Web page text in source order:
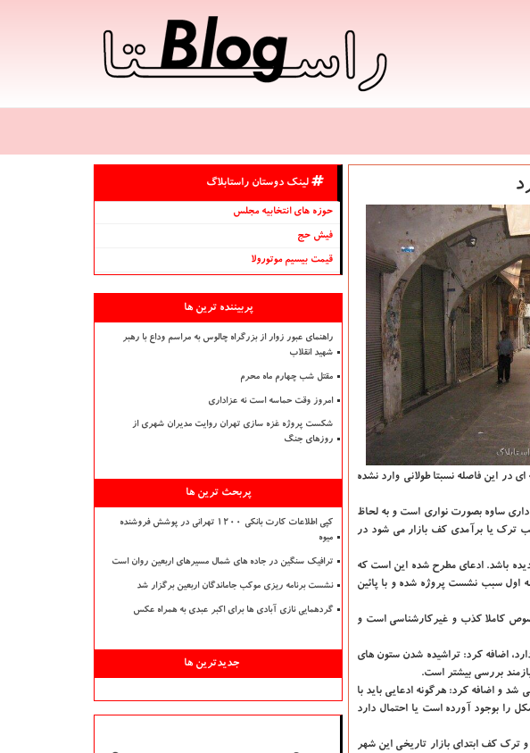
در این فاصله نسبتا طولانی وارد نشده
ساوه بصورت نواری است و به لحاظ
ترک یا برآمدی کف بازار می شود در
باشد. ادعای مطرح شده این است که
اول سبب نشست پروژه شده و با پائین
کاملا کذب و غیرکارشناسی است و
اضافه کرد: تراشیده شدن ستون های
بررسی بیشتر است.
و اضافه کرد: هرگونه ادعایی باید با
را بوجود آورده است یا احتمال دارد
ترک کف ابتدای بازار تاریخی این شهر
لینک دوستان راستابلاگ
حوزه های انتخابیه مجلس
فیش حج
قیمت بیسیم موتورولا
پربیننده ترین ها
راهنمای عبور زوار از بزرگراه چالوس به مراسم وداع با رهبر
شهید انقلاب
مقتل شب چهارم ماه محرم
امروز وقت حماسه است نه عزاداری
شکست پروژه غزه سازی تهران روایت مدیران شهری از
روزهای جنگ
پربحث ترین ها
کپی اطلاعات کارت بانکی ۱۲۰۰ تهرانی در پوشش فروشنده
میوه
ترافیک سنگین در جاده های شمال مسیرهای اربعین روان است
نشست برنامه ریزی موکب جاماندگان اربعین برگزار شد
گردهمایی نازی آبادی ها برای اکبر عبدی به همراه عکس
جدیدترین ها